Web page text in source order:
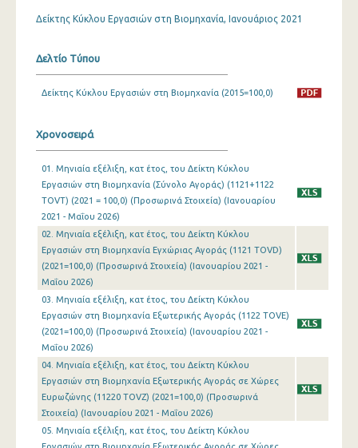
Μαρτίου 2024
Φεβρουαρίου 2024
Νοεμβρίου 2023
Οκτωβρίου 2023
Σεπτεμβρίου 2023
Αυγούστου 2023
Ιουλίου 2023
Ιουνίου 2023
Μαΐου 2023
Απριλίου 2023
Μαρτίου 2023
Φεβρουαρίου 2023
Δείκτης Κύκλου Εργασιών στη Βιομηχανία, Ιανουάριος 2021
Δελτίο Τύπου
Δείκτης Κύκλου Εργασιών στη Βιομηχανία (2015=100,0)
Χρονοσειρά
01. Μηνιαία εξέλιξη, κατ έτος, του Δείκτη Κύκλου
Εργασιών στη Βιομηχανία (Σύνολο Αγοράς) (1121+1122
TOVT) (2021 = 100,0) (Προσωρινά Στοιχεία) (Ιανουαρίου
2021 - Μαΐου 2026)
02. Μηνιαία εξέλιξη, κατ έτος, του Δείκτη Κύκλου
Εργασιών στη Βιομηχανία Εγχώριας Αγοράς (1121 TOVD)
(2021=100,0) (Προσωρινά Στοιχεία) (Ιανουαρίου 2021 -
Μαΐου 2026)
03. Μηνιαία εξέλιξη, κατ έτος, του Δείκτη Κύκλου
Εργασιών στη Βιομηχανία Εξωτερικής Αγοράς (1122 TOVE)
(2021=100,0) (Προσωρινά Στοιχεία) (Ιανουαρίου 2021 -
Μαΐου 2026)
04. Μηνιαία εξέλιξη, κατ έτος, του Δείκτη Κύκλου
Εργασιών στη Βιομηχανία Εξωτερικής Αγοράς σε Χώρες
Ευρωζώνης (11220 TOVZ) (2021=100,0) (Προσωρινά
Στοιχεία) (Ιανουαρίου 2021 - Μαΐου 2026)
05. Μηνιαία εξέλιξη, κατ έτος, του Δείκτη Κύκλου